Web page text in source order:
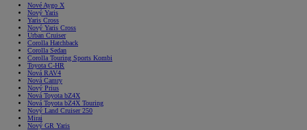
Nové Aygo X
Nový Yaris
Yaris Cross
Nový Yaris Cross
Urban Cruiser
Corolla Hatchback
Corolla Sedan
Corolla Touring Sports Kombi
Toyota C-HR
Nová RAV4
Nová Camry
Nový Prius
Nová Toyota bZ4X
Nová Toyota bZ4X Touring
Nový Land Cruiser 250
Mirai
Nový GR Yaris